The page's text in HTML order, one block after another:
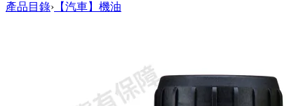
產品目錄› 【汽車】機油